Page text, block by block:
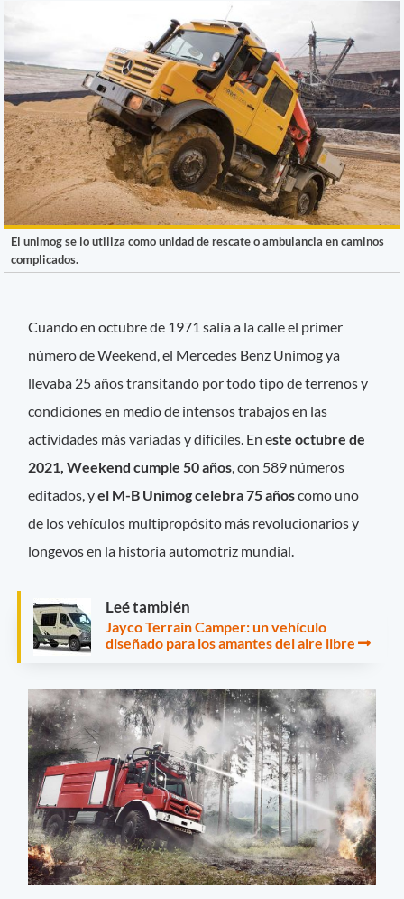
El unimog se lo utiliza como unidad de rescate o ambulancia en caminos
complicados.
Cuando en octubre de 1971 salía a la calle el primer
número de Weekend, el Mercedes Benz Unimog ya
llevaba 25 años transitando por todo tipo de terrenos y
condiciones en medio de intensos trabajos en las
actividades más variadas y difíciles. En este octubre de
2021, Weekend cumple 50 años , con 589 números
editados, yel M-B Unimog celebra 75 añoscomo uno
de los vehículos multipropósito más revolucionarios y
longevos en la historia automotriz mundial.
Leé también
Jayco Terrain Camper: un vehículo
diseñado para los amantes del aire libre